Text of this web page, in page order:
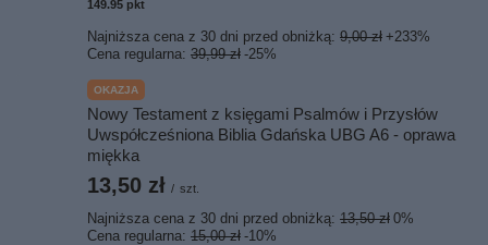
149.95 pkt
Najniższa cena z 30 dni przed obniżką: 9,00 zł +233%
Cena regularna: 39,99 zł -25%
OKAZJA
Nowy Testament z księgami Psalmów i Przysłów
Uwspółcześniona Biblia Gdańska UBG A6 - oprawa
miękka
13,50 zł / szt.
Najniższa cena z 30 dni przed obniżką: 13,50 zł 0%
Cena regularna: 15,00 zł -10%